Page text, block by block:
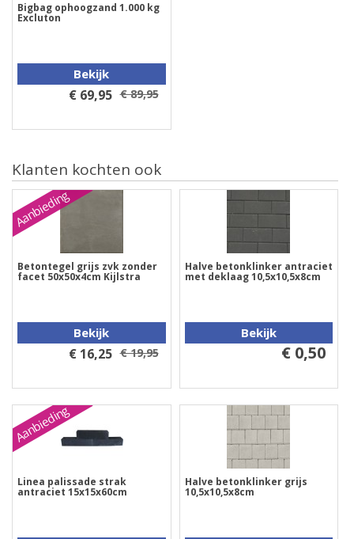
Bigbag ophoogzand 1.000 kg
Excluton
Bekijk
€ 69,95 € 89,95
Klanten kochten ook
Aanbieding
Betontegel grijs zvk zonder
facet 50x50x4cm Kijlstra
Bekijk
€ 16,25 € 19,95
Halve betonklinker antraciet
met deklaag 10,5x10,5x8cm
Bekijk
€ 0,50
Aanbieding
Linea palissade strak
antraciet 15x15x60cm
Halve betonklinker grijs
10,5x10,5x8cm